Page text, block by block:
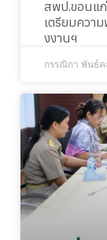
สพป.ขอนแก่
เตรียมควา
งงานฯ
กรรณิกา พันธ์ค